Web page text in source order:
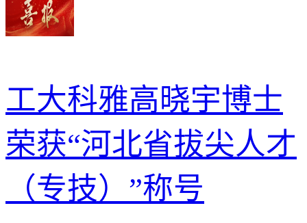
工大科雅高晓宇博士
荣获“河北省拔尖人才
（专技）”称号